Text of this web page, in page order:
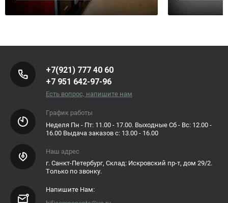
+7(921) 777 40 60
+7 951 642-97-96
Есть вопрос, напишите нам
График работы
Неделя Пн - Пт: 11.00 - 17.00. Выходные Сб - Вс: 12.00 -
16.00 Выдача заказов с: 13.00 - 16.00
Наш адрес
г. Санкт-Петербург, Склад: Искровский пр-т, дом 29/2.
Только по звонку.
Напишите Нам: